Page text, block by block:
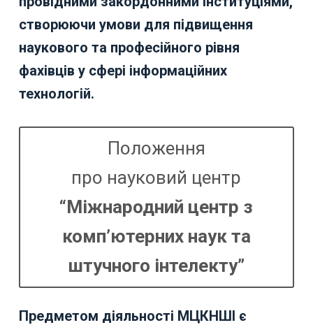
створюючи умови для підвищення
наукового та професійного рівня
фахівців у сфері інформаційних
технологій.
Положення
про науковий центр
“Міжнародний центр з
комп’ютерних наук та
штучного інтелекту”
Предметом діяльності МЦКНШІ є